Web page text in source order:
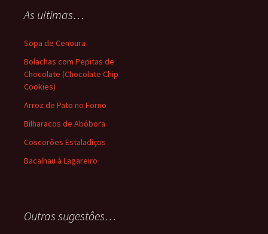
As ultimas…
Sopa de Cenoura
Bolachas com Pepitas de
Chocolate (Chocolate Chip
Cookies)
Arroz de Pato no Forno
Bilharacos de Abóbora
Coscorões Estaladiços
Bacalhau à Lagareiro
Outras sugestôes…